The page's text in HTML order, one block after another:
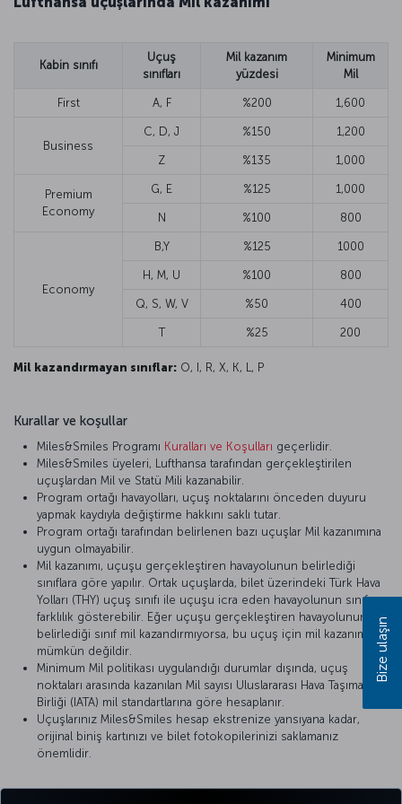
Kabin sınıfı
Uçuş
sınıfları
Mil kazanım
yüzdesi
Minimum
Mil
First A, F %200 1,600
Business
C, D, J %150 1,200
Z %135 1,000
Premium
Economy
G, E %125 1,000
N %100 800
Economy
B,Y %125 1000
H, M, U %100 800
Q, S, W, V %50 400
T %25 200
Mil kazandırmayan sınıflar: O, I, R, X, K, L, P
Kurallar ve koşullar
Miles&Smiles Programı Kuralları ve Koşulları geçerlidir.
Miles&Smiles üyeleri, Lufthansa tarafından gerçekleştirilen
uçuşlardan Mil ve Statü Mili kazanabilir.
Program ortağı havayolları, uçuş noktalarını önceden duyuru
yapmak kaydıyla değiştirme hakkını saklı tutar.
Program ortağı tarafından belirlenen bazı uçuşlar Mil kazanımına
uygun olmayabilir.
Mil kazanımı, uçuşu gerçekleştiren havayolunun belirlediği
sınıflara göre yapılır. Ortak uçuşlarda, bilet üzerindeki Türk Hava
Yolları (THY) uçuş sınıfı ile uçuşu icra eden havayolunun sınıfı
farklılık gösterebilir. Eğer uçuşu gerçekleştiren havayolunun
belirlediği sınıf mil kazandırmıyorsa, bu uçuş için mil kazanımı
mümkün değildir.
Minimum Mil politikası uygulandığı durumlar dışında, uçuş
noktaları arasında kazanılan Mil sayısı Uluslararası Hava Taşımacılığı
Birliği (IATA) mil standartlarına göre hesaplanır.
Uçuşlarınız Miles&Smiles hesap ekstrenize yansıyana kadar,
orijinal biniş kartınızı ve bilet fotokopilerinizi saklamanız
önemlidir.
Bize ulaşın